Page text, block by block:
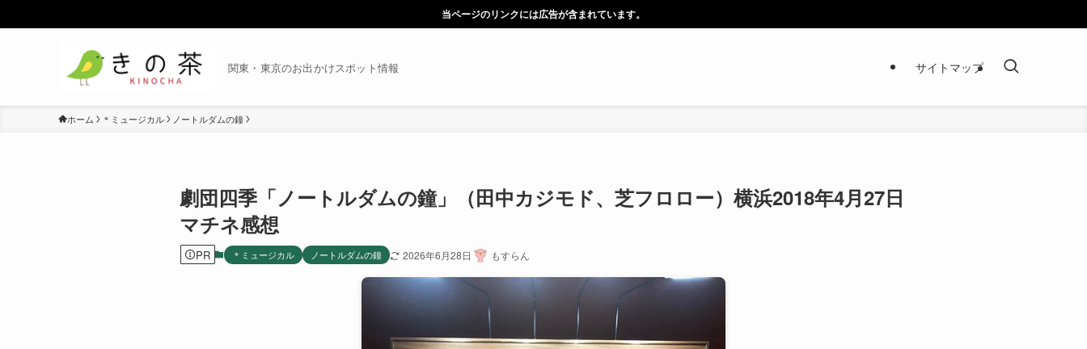
当ページのリンクには広告が含まれています。
関東・東京のお出かけスポット情報 サイトマップ
ホーム ＊ミュージカル ノートルダムの鐘
劇団四季「ノートルダムの鐘」（田中カジモド、芝フロロー）横浜2018年4月27日
マチネ感想
PR ＊ミュージカル ノートルダムの鐘 2026年6月28日 もすらん